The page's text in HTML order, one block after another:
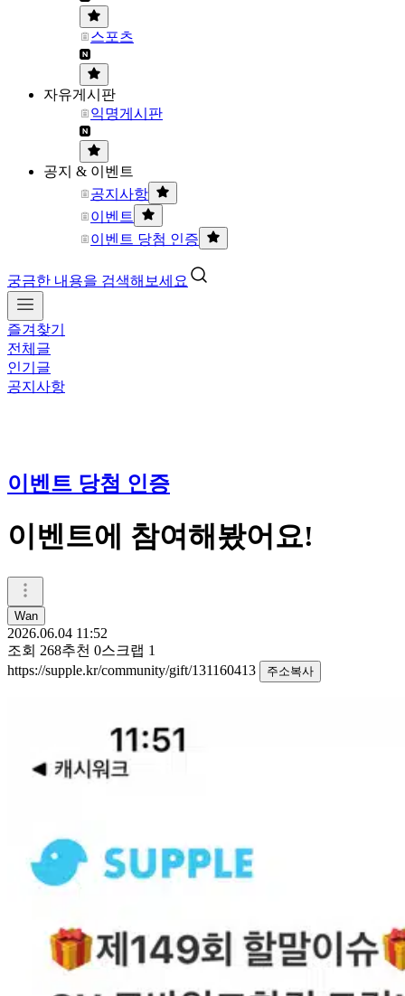
스포츠
자유게시판
익명게시판
공지 & 이벤트
공지사항
이벤트
이벤트 당첨 인증
궁금한 내용을 검색해보세요
즐겨찾기
전체글
인기글
공지사항
이벤트 당첨 인증
이벤트에 참여해봤어요!
Wan
2026.06.04 11:52
조회 268추천 0스크랩 1
https://supple.kr/community/gift/131160413
주소복사